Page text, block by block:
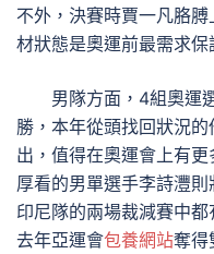
不外，決賽時賈一凡胳
材狀態是奧運前最需求保
男隊方面，4組奧運
勝，本年從頭找回狀況
出，值得在奧運會上有更
厚看的男單選手李詩灃則
印尼隊的兩場裁減賽中都
去年亞運會包養網站奪得